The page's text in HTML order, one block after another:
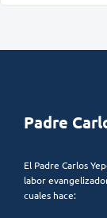
Padre
El Padre Carlos
labor
cuales hace: